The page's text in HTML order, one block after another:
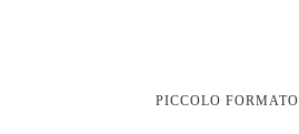
PICCOLO FORMATO